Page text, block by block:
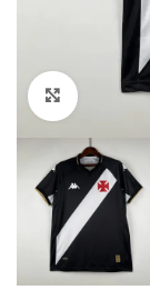
Click to